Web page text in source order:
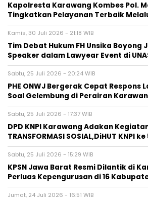
Kapolresta Karawang Kombes Pol.
Tingkatkan Pelayanan Terbaik
Kamis, 30 Juli 2026 - 21:18 WIB
​Tim Debat Hukum FH Unsika Boyong
Speaker dalam Lawyear Event di
Sabtu, 25 Juli 2026 - 20:24 WIB
PHE ONWJ Bergerak Cepat Respons
Soal Gelembung di Perairan
Sabtu, 25 Juli 2026 - 17:37 WIB
DPD KNPI Karawang Adakan
TRANSFORMASI SOSIAL,DiHUT KNPI
Sabtu, 25 Juli 2026 - 15:29 WIB
KPSN Jawa Barat Resmi Dilantik di
Perluas Kepengurusan di 16
Jumat, 24 Juli 2026 - 16:51 WIB